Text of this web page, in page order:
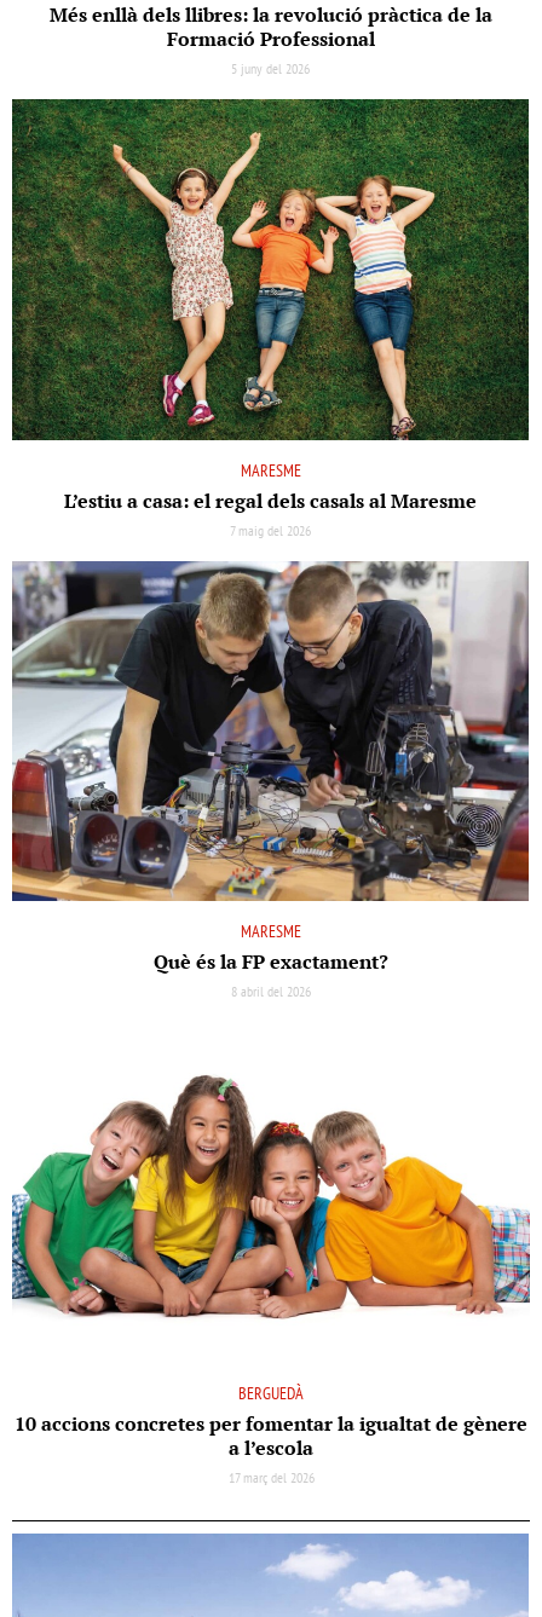
Més enllà dels llibres: la revolució pràctica de la
Formació Professional
5 juny del 2026
MARESME
L’estiu a casa: el regal dels casals al Maresme
7 maig del 2026
MARESME
Què és la FP exactament?
8 abril del 2026
BERGUEDÀ
10 accions concretes per fomentar la igualtat de gènere
a l’escola
17 març del 2026